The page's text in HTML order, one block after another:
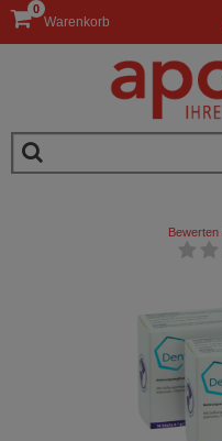
Warenkorb
0
Bewerten